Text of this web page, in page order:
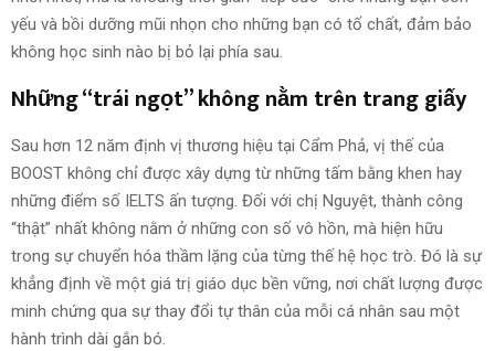
yếu và bồi dưỡng mũi nhọn cho những bạn có tố chất, đảm bảo
không học sinh nào bị bỏ lại phía sau.
Những “trái ngọt” không nằm trên trang giấy
Sau hơn 12 năm định vị thương hiệu tại Cẩm Phả, vị thế của
BOOST không chỉ được xây dựng từ những tấm bằng khen hay
những điểm số IELTS ấn tượng. Đối với chị Nguyệt, thành công
“thật” nhất không nằm ở những con số vô hồn, mà hiện hữu
trong sự chuyển hóa thầm lặng của từng thế hệ học trò. Đó là sự
khẳng định về một giá trị giáo dục bền vững, nơi chất lượng được
minh chứng qua sự thay đổi tự thân của mỗi cá nhân sau một
hành trình dài gắn bó.